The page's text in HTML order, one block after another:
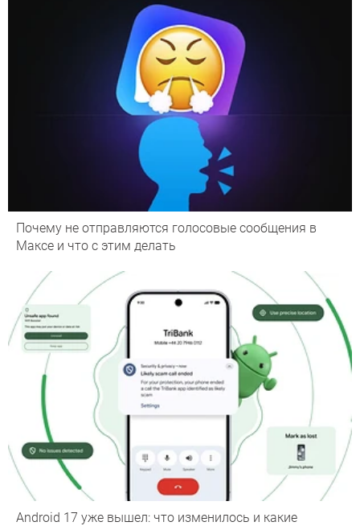
Почему не отправляются голосовые сообщения в
Максе и что с этим делать
Android 17 уже вышел: что изменилось и какие